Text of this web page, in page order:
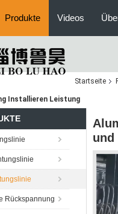
Produkte Videos
Startseite
Installieren Leistung
Rückspannung
und